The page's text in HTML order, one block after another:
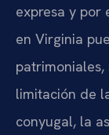
expresa y por
en Virginia
limitación de
conyugal, la